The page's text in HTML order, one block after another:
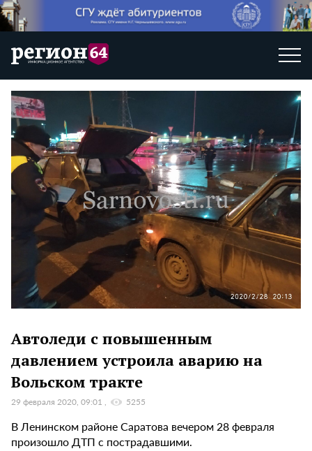
Автоледи с повышенным
давлением устроила аварию на
Вольском тракте
29 февраля 2020, 09:01 5255
В Ленинском районе Саратова вечером 28 февраля
произошло ДТП с пострадавшими.